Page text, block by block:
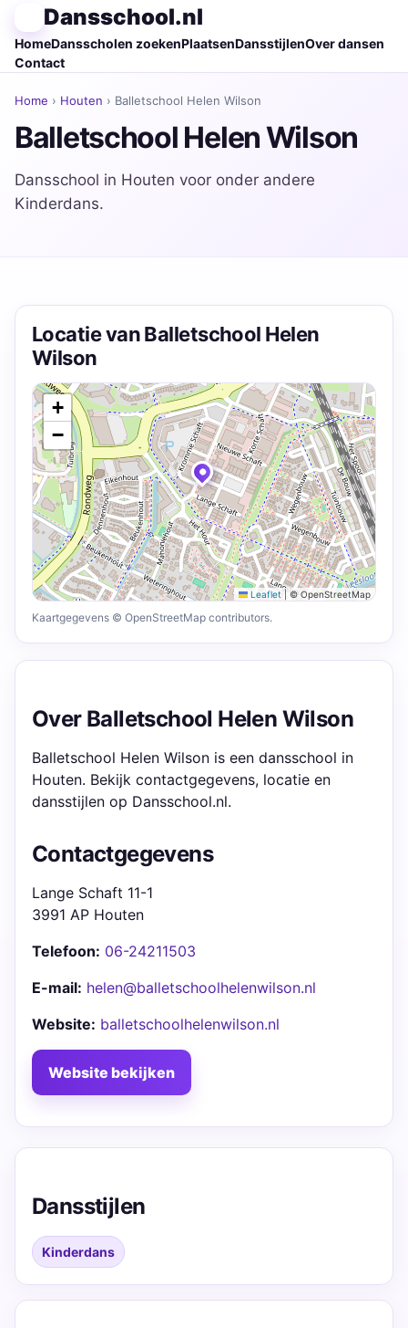
Dansschool.nl
HomeDansscholen zoekenPlaatsenDansstijlenOver dansen
Contact
Home › Houten › Balletschool Helen Wilson
Balletschool Helen Wilson
Dansschool in Houten voor onder andere
Kinderdans.
Locatie van Balletschool Helen
Wilson
+
−
Leaflet |© OpenStreetMap
Kaartgegevens © OpenStreetMap contributors.
Over Balletschool Helen Wilson
Balletschool Helen Wilson is een dansschool in
Houten. Bekijk contactgegevens, locatie en
dansstijlen op Dansschool.nl.
Contactgegevens
Lange Schaft 11-1
3991 AP Houten
Telefoon: 06-24211503
E-mail: helen@balletschoolhelenwilson.nl
Website: balletschoolhelenwilson.nl
Website bekijken
Dansstijlen
Kinderdans